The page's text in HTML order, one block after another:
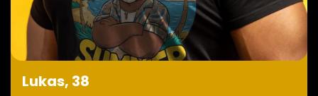
Lukas, 38